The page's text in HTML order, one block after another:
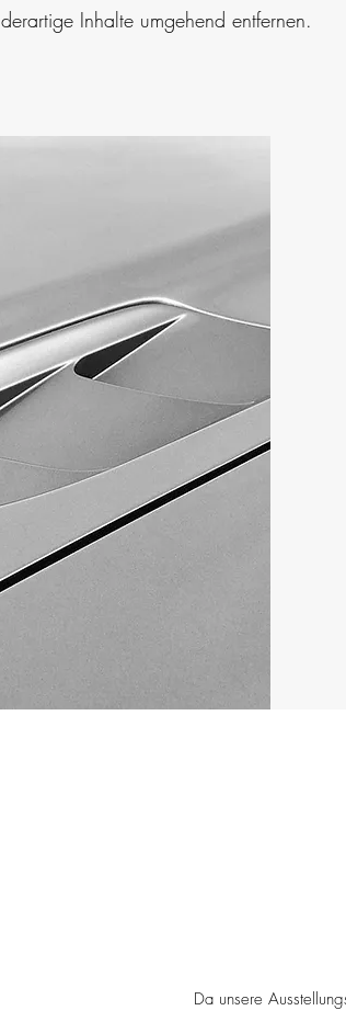
derartige Inhalte umgehend entfernen.
Da unsere